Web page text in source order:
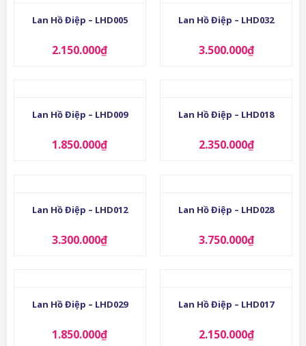
Lan Hồ Điệp – LHD005
2.150.000₫
Lan Hồ Điệp – LHD032
3.500.000₫
Lan Hồ Điệp – LHD009
1.850.000₫
Lan Hồ Điệp – LHD018
2.350.000₫
Lan Hồ Điệp – LHD012
3.300.000₫
Lan Hồ Điệp – LHD028
3.750.000₫
Lan Hồ Điệp – LHD029
1.850.000₫
Lan Hồ Điệp – LHD017
2.150.000₫